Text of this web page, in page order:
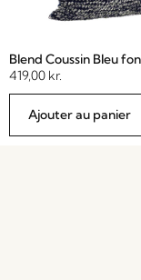
Blend Coussin Bleu
419,00 kr.
Ajouter au panier